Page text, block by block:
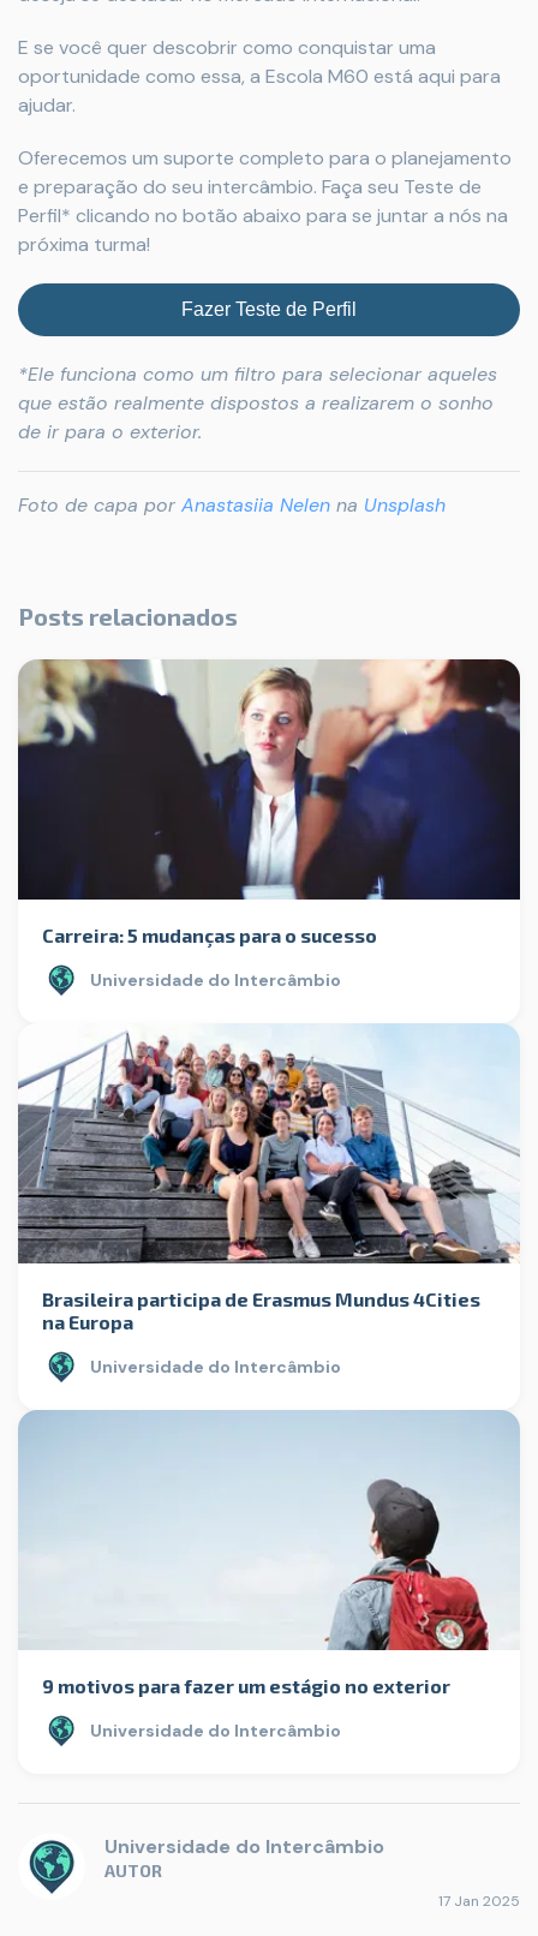
E se você quer descobrir como conquistar uma
oportunidade como essa, a Escola M60 está aqui para
ajudar.
Oferecemos um suporte completo para o planejamento
e preparação do seu intercâmbio. Faça seu Teste de
Perfil* clicando no botão abaixo para se juntar a nós na
próxima turma!
Fazer Teste de Perfil
*Ele funciona como um filtro para selecionar aqueles
que estão realmente dispostos a realizarem o sonho
de ir para o exterior.
Foto de capa por Anastasiia Nelen na Unsplash
Posts relacionados
Carreira: 5 mudanças para o sucesso
Universidade do Intercâmbio
Brasileira participa de Erasmus Mundus 4Cities
na Europa
Universidade do Intercâmbio
9 motivos para fazer um estágio no exterior
Universidade do Intercâmbio
Universidade do Intercâmbio
AUTOR
17 Jan 2025